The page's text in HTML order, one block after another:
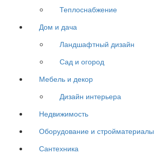
Теплоснабжение
Дом и дача
Ландшафтный дизайн
Сад и огород
Мебель и декор
Дизайн интерьера
Недвижимость
Оборудование и стройматериалы
Сантехника